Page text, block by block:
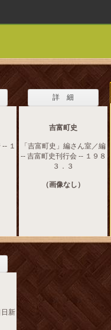
１
詳 細
吉富町史
「吉富町史」編さん室／編
-- 吉富町史刊行会 -- １９８
３．３
（画像なし）
新